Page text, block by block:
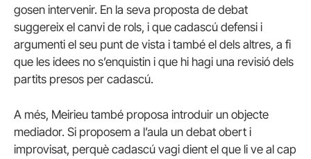
gosen intervenir. En la seva proposta de debat
suggereix el canvi de rols, i que cadascú defensi i
argumenti el seu punt de vista i també el dels altres, a fi
que les idees no s’enquistin i que hi hagi una revisió dels
partits presos per cadascú.
A més, Meirieu també proposa introduir un objecte
mediador. Si proposem a l’aula un debat obert i
improvisat, perquè cadascú vagi dient el que li ve al cap